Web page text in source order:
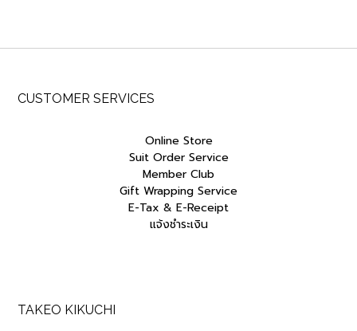
CUSTOMER SERVICES
Online Store
Suit Order Service
Member Club
Gift Wrapping Service
E-Tax & E-Receipt
แจ้งชำระเงิน
TAKEO KIKUCHI